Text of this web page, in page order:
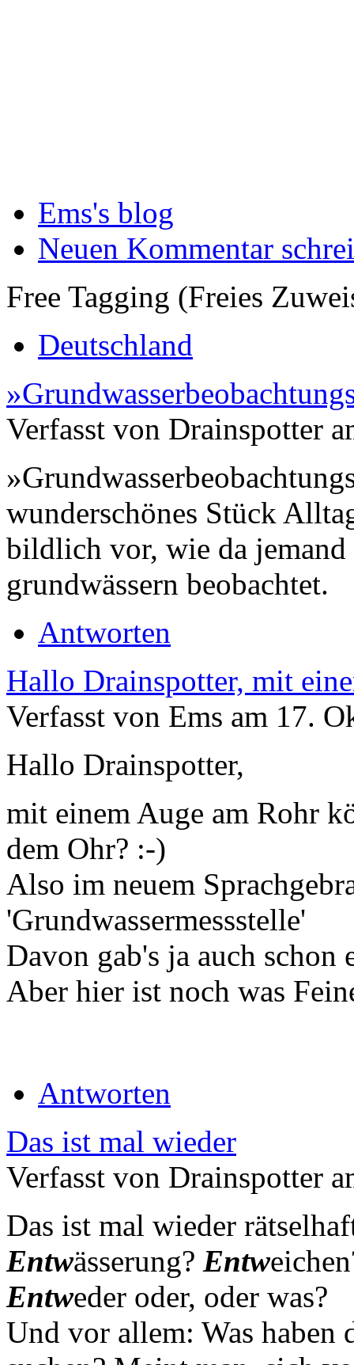
Ems's blog
Neuen Kommentar
Free Tagging (Freies
Deutschland
Verfasst von Drainspotter
wunderschönes Stück
bildlich vor, wie da jemand
grundwässern beobachtet.
Antworten
Hallo Drainspotter, mit
Verfasst von Ems am 17.
Hallo Drainspotter,
mit einem Auge am Rohr
dem Ohr? :-)
Also im neuem
'Grundwassermessstelle'
Davon gab's ja auch schon
Aber hier ist noch was
Antworten
Das ist mal wieder
Verfasst von Drainspotter
Das ist mal wieder
Entwässerung? Entw
Entweder oder, oder was?
Und vor allem: Was haben